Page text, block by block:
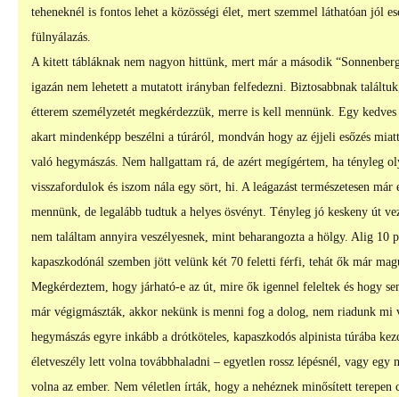
teheneknél is fontos lehet a közösségi élet, mert szemmel láthatóan jól
fülnyálazás.
A kitett tábláknak nem nagyon hittünk, mert már a második
igazán nem lehetett a mutatott irányban felfedezni. Biztosabbnak
étterem személyzetét megkérdezzük, merre is kell mennünk. Egy
akart mindenképp beszélni a túráról, mondván hogy az éjjeli esőzés
való hegymászás. Nem hallgattam rá, de azért megígértem, ha tényleg
visszafordulok és iszom nála egy sört, hi. A leágazást természetesen
mennünk, de legalább tudtuk a helyes ösvényt. Tényleg jó keskeny út
nem találtam annyira veszélyesnek, mint beharangozta a hölgy. Alig 10
kapaszkodónál szemben jött velünk két 70 feletti férfi, tehát ők már
Megkérdeztem, hogy járható-e az út, mire ők igennel feleltek és hogy
már végigmászták, akkor nekünk is menni fog a dolog, nem riadunk mi
hegymászás egyre inkább a drótköteles, kapaszkodós alpinista túrába
életveszély lett volna továbbhaladni – egyetlen rossz lépésnél, vagy egy
volna az ember. Nem véletlen írták, hogy a nehéznek minősített terepen